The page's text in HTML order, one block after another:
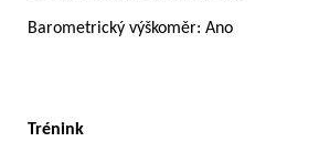
Barometrický výškoměr: Ano
Trénink